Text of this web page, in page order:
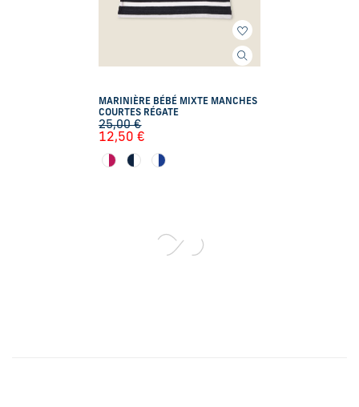
MARINIÈRE BÉBÉ MIXTE MANCHES
COURTES RÉGATE
25,00€
12,50€